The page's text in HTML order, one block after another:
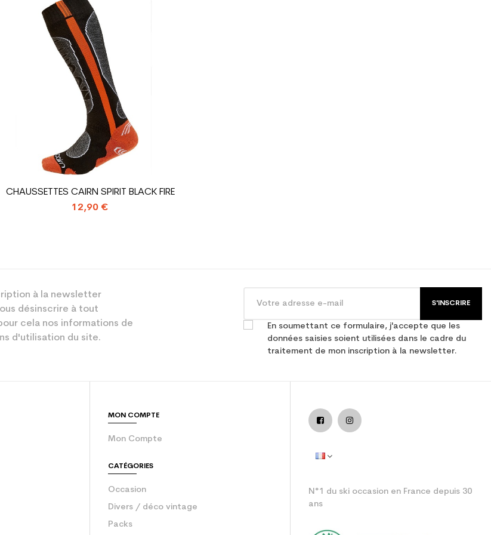
CO² (en kg)
CHAUSSETTES CAIRN SPIRIT BLACK FIRE
12,90 €
à la newsletter
désinscrire à tout
cela nos informations de
d'utilisation du site.
S'INSCRIRE
En soumettant ce formulaire, j'accepte que les
données saisies soient utilisées dans le cadre du
traitement de mon inscription à la newsletter.
MON COMPTE
Mon Compte
CATÉGORIES
Occasion
Divers / déco vintage
Packs
N°1 du ski occasion en France depuis 30
ans